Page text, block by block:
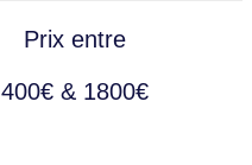
Prix entre
400€ & 1800€